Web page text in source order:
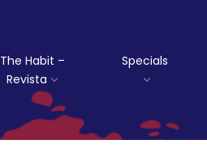
The Habit –
Revista
Specials